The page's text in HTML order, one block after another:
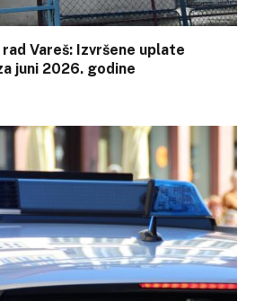
Vareš: Izvršene uplate
juni 2026. godine